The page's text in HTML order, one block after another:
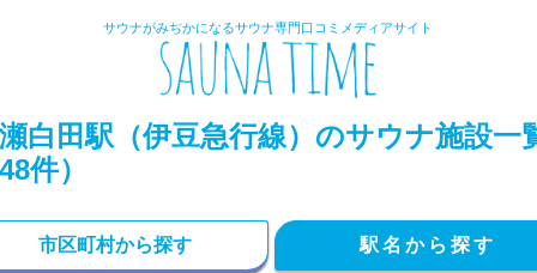
サウナがみぢかになるサウナ専門口コミメディアサイト
白田駅（伊豆急行線）のサウナ施設一
件）
市区町村から探す 駅名から探す